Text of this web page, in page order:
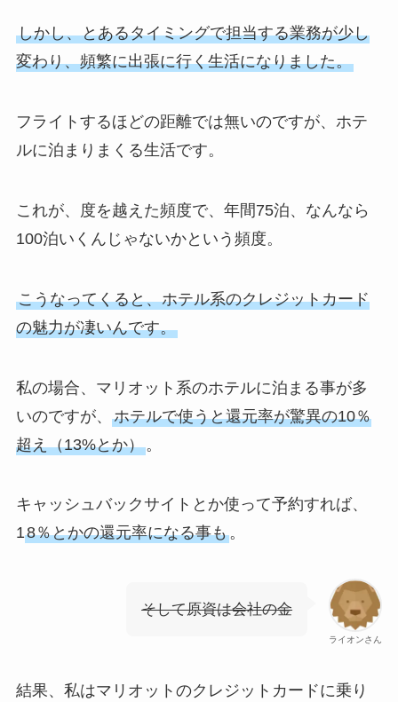
しかし、とあるタイミングで担当する業務が少し
変わり、頻繁に出張に行く生活になりました。
フライトするほどの距離では無いのですが、ホテ
ルに泊まりまくる生活です。
これが、度を越えた頻度で、年間75泊、なんなら
100泊いくんじゃないかという頻度。
こうなってくると、ホテル系のクレジットカード
の魅力が凄いんです。
私の場合、マリオット系のホテルに泊まる事が多
いのですが、 ホテルで使うと還元率が驚異の10％
超え（13%とか）。
キャッシュバックサイトとか使って予約すれば、
18％とかの還元率になる事も。
ライオンさん
そして原資は会社の金
結果、私はマリオットのクレジットカードに乗り